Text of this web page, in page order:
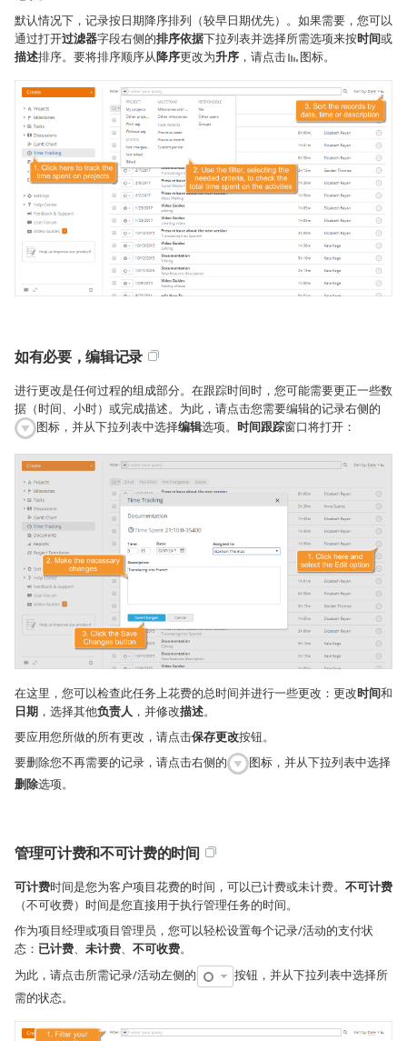
默认情况下，记录按日期降序排列（较早日期优先）。如果需要，您可以
通过打开过滤器字段右侧的排序依据下拉列表并选择所需选项来按时间或
描述排序。要将排序顺序从降序更改为升序 ，请点击 图标。
如有必要，编辑记录
进行更改是任何过程的组成部分。在跟踪时间时，您可能需要更正一些数
据（时间、小时）或完成描述。为此，请点击您需要编辑的记录右侧的
图标，并从下拉列表中选择编辑选项。 时间跟踪窗口将打开：
在这里，您可以检查此任务上花费的总时间并进行一些更改：更改时间和
日期 ，选择其他负责人 ，并修改描述。
要应用您所做的所有更改，请点击保存更改按钮。
要删除您不再需要的记录，请点击右侧的
图标，并从下拉列表中选择
删除选项。
管理可计费和不可计费的时间
可计费时间是您为客户项目花费的时间，可以已计费或未计费。 不可计费
（不可收费）时间是您直接用于执行管理任务的时间。
作为项目经理或项目管理员，您可以轻松设置每个记录/活动的支付状
态： 已计费、 未计费、 不可收费。
为此，请点击所需记录/活动左侧的
按钮，并从下拉列表中选择所
需的状态。